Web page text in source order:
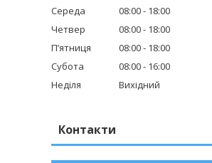
Середа
08:00
18:00
Четвер
08:00
18:00
Пʼятниця
08:00
18:00
Субота
08:00
16:00
Неділя
Вихідний
Контакти